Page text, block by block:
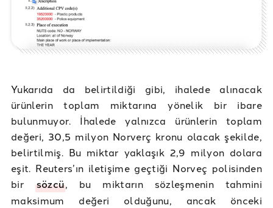
Yukarıda da belirtildiği gibi, ihalede alınacak
ürünlerin toplam miktarına yönelik bir ibare
bulunmuyor. İhalede yalnızca ürünlerin toplam
değeri, 30,5 milyon Norverç kronu olacak şekilde,
belirtilmiş. Bu miktar yaklaşık 2,9 milyon dolara
eşit. Reuters’ın iletişime geçtiği Norveç polisinden
bir sözcü, bu miktarın sözleşmenin tahmini
maksimum değeri olduğunu, ancak önceki